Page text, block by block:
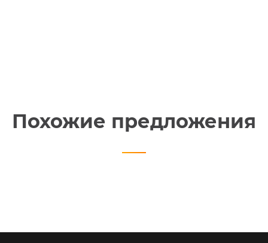
Похожие предложения